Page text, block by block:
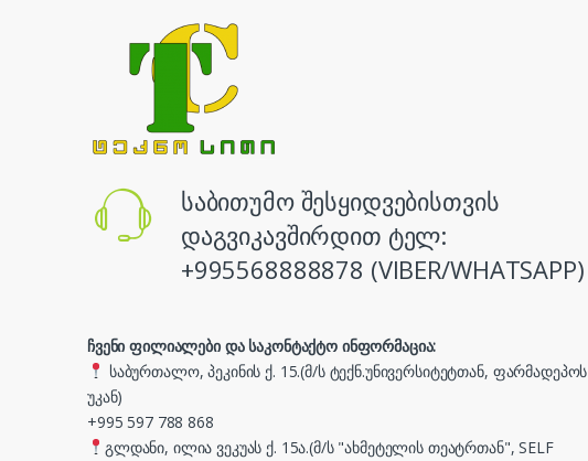
საბითუმო შესყიდვებისთვის
დაგვიკავშირდით ტელ:
+995568888878 (VIBER/WHATSAPP)
ჩვენი ფილიალები და საკონტაქტო ინფორმაცია:
საბურთალო, პეკინის ქ. 15.(მ/ს ტექნ.უნივერსიტეტთან, ფარმადეპოს
უკან)
+995 597 788 868
გლდანი, ილია ვეკუას ქ. 15ა.(მ/ს "ახმეტელის თეატრთან", SELF